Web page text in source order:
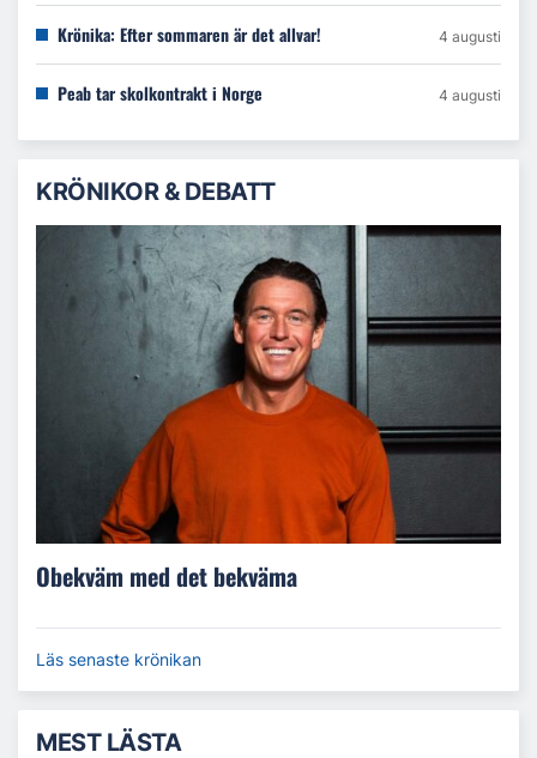
Krönika: Efter sommaren är det allvar! 4 augusti
Peab tar skolkontrakt i Norge 4 augusti
KRÖNIKOR & DEBATT
Obekväm med det bekväma
Läs senaste krönikan
MEST LÄSTA